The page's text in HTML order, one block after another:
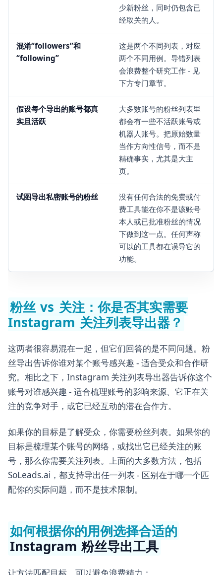
少新粉丝，同时仍包含已
经取关的人。
混淆“followers”和
“following”
这是两个不同列表，对应
两个不同用例。导错列表
会浪费整个研究工作 - 见
下方专门章节。
假设每个导出的账号都真
实且活跃
大多数账号的粉丝列表里
都会有一些不活跃账号或
机器人账号。把原始数量
当作方向性信号，而不是
精确事实，尤其是大主
页。
试图导出私密账号的粉丝
没有任何合法的免费或付
费工具能在你不是该账号
本人或已批准粉丝的情况
下做到这一点。任何声称
可以的工具都在误导它的
功能。
粉丝 vs 关注：你是否其实需要
Instagram 关注列表导出器？
这两者很容易混在一起，但它们回答的是不同问题。粉
丝导出告诉你谁对某个账号感兴趣 - 适合受众和合作研
究。相比之下，Instagram 关注列表导出器告诉你这个
账号对谁感兴趣 - 适合梳理账号的影响来源、它正在关
注的竞争对手，或它已经互动的潜在合作方。
如果你的目标是了解受众，你需要粉丝列表。如果你的
目标是梳理某个账号的网络，或找出它已经关注的账
号，那么你需要关注列表。上面的大多数方法，包括
SoLeads.ai，都支持导出任一列表 - 区别在于哪一个匹
配你的实际问题，而不是技术限制。
如何根据你的用例选择合适的
Instagram 粉丝导出工具